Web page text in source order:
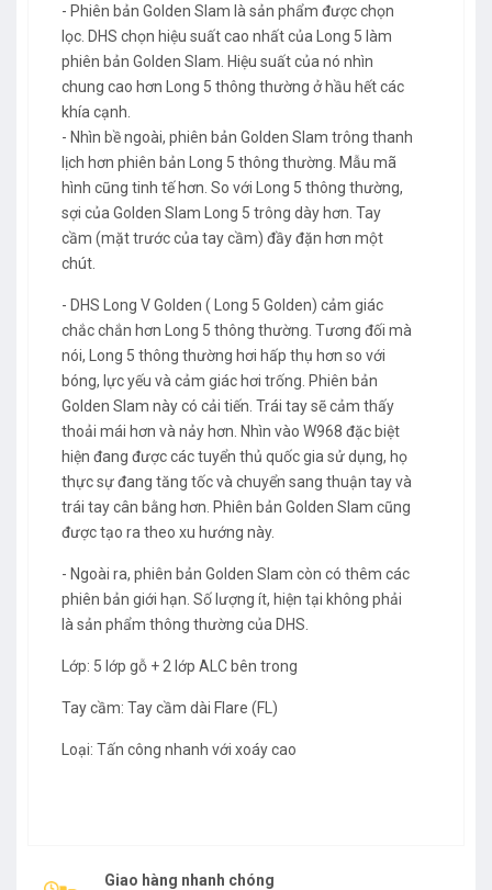
- Phiên bản Golden Slam là sản phẩm được chọn
lọc. DHS chọn hiệu suất cao nhất của Long 5 làm
phiên bản Golden Slam. Hiệu suất của nó nhìn
chung cao hơn Long 5 thông thường ở hầu hết các
khía cạnh.
- Nhìn bề ngoài, phiên bản Golden Slam trông thanh
lịch hơn phiên bản Long 5 thông thường. Mẫu mã
hình cũng tinh tế hơn. So với Long 5 thông thường,
sợi của Golden Slam Long 5 trông dày hơn. Tay
cầm (mặt trước của tay cầm) đầy đặn hơn một
chút.
- DHS Long V Golden ( Long 5 Golden) cảm giác
chắc chắn hơn Long 5 thông thường. Tương đối mà
nói, Long 5 thông thường hơi hấp thụ hơn so với
bóng, lực yếu và cảm giác hơi trống. Phiên bản
Golden Slam này có cải tiến. Trái tay sẽ cảm thấy
thoải mái hơn và nảy hơn. Nhìn vào W968 đặc biệt
hiện đang được các tuyển thủ quốc gia sử dụng, họ
thực sự đang tăng tốc và chuyển sang thuận tay và
trái tay cân bằng hơn. Phiên bản Golden Slam cũng
được tạo ra theo xu hướng này.
- Ngoài ra, phiên bản Golden Slam còn có thêm các
phiên bản giới hạn. Số lượng ít, hiện tại không phải
là sản phẩm thông thường của DHS.
Lớp: 5 lớp gỗ + 2 lớp ALC bên trong
Tay cầm: Tay cầm dài Flare (FL)
Loại: Tấn công nhanh với xoáy cao
Giao hàng nhanh chóng